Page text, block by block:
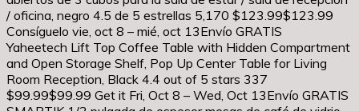
/ oficina, negro 4.5 de 5 estrellas 5,170 $123.99$123.99
Consíguelo vie, oct 8 – mié, oct 13Envío GRATIS
Yaheetech Lift Top Coffee Table with Hidden Compartment
and Open Storage Shelf, Pop Up Center Table for Living
Room Reception, Black 4.4 out of 5 stars 337
$99.99$99.99 Get it Fri, Oct 8 – Wed, Oct 13Envío GRATIS